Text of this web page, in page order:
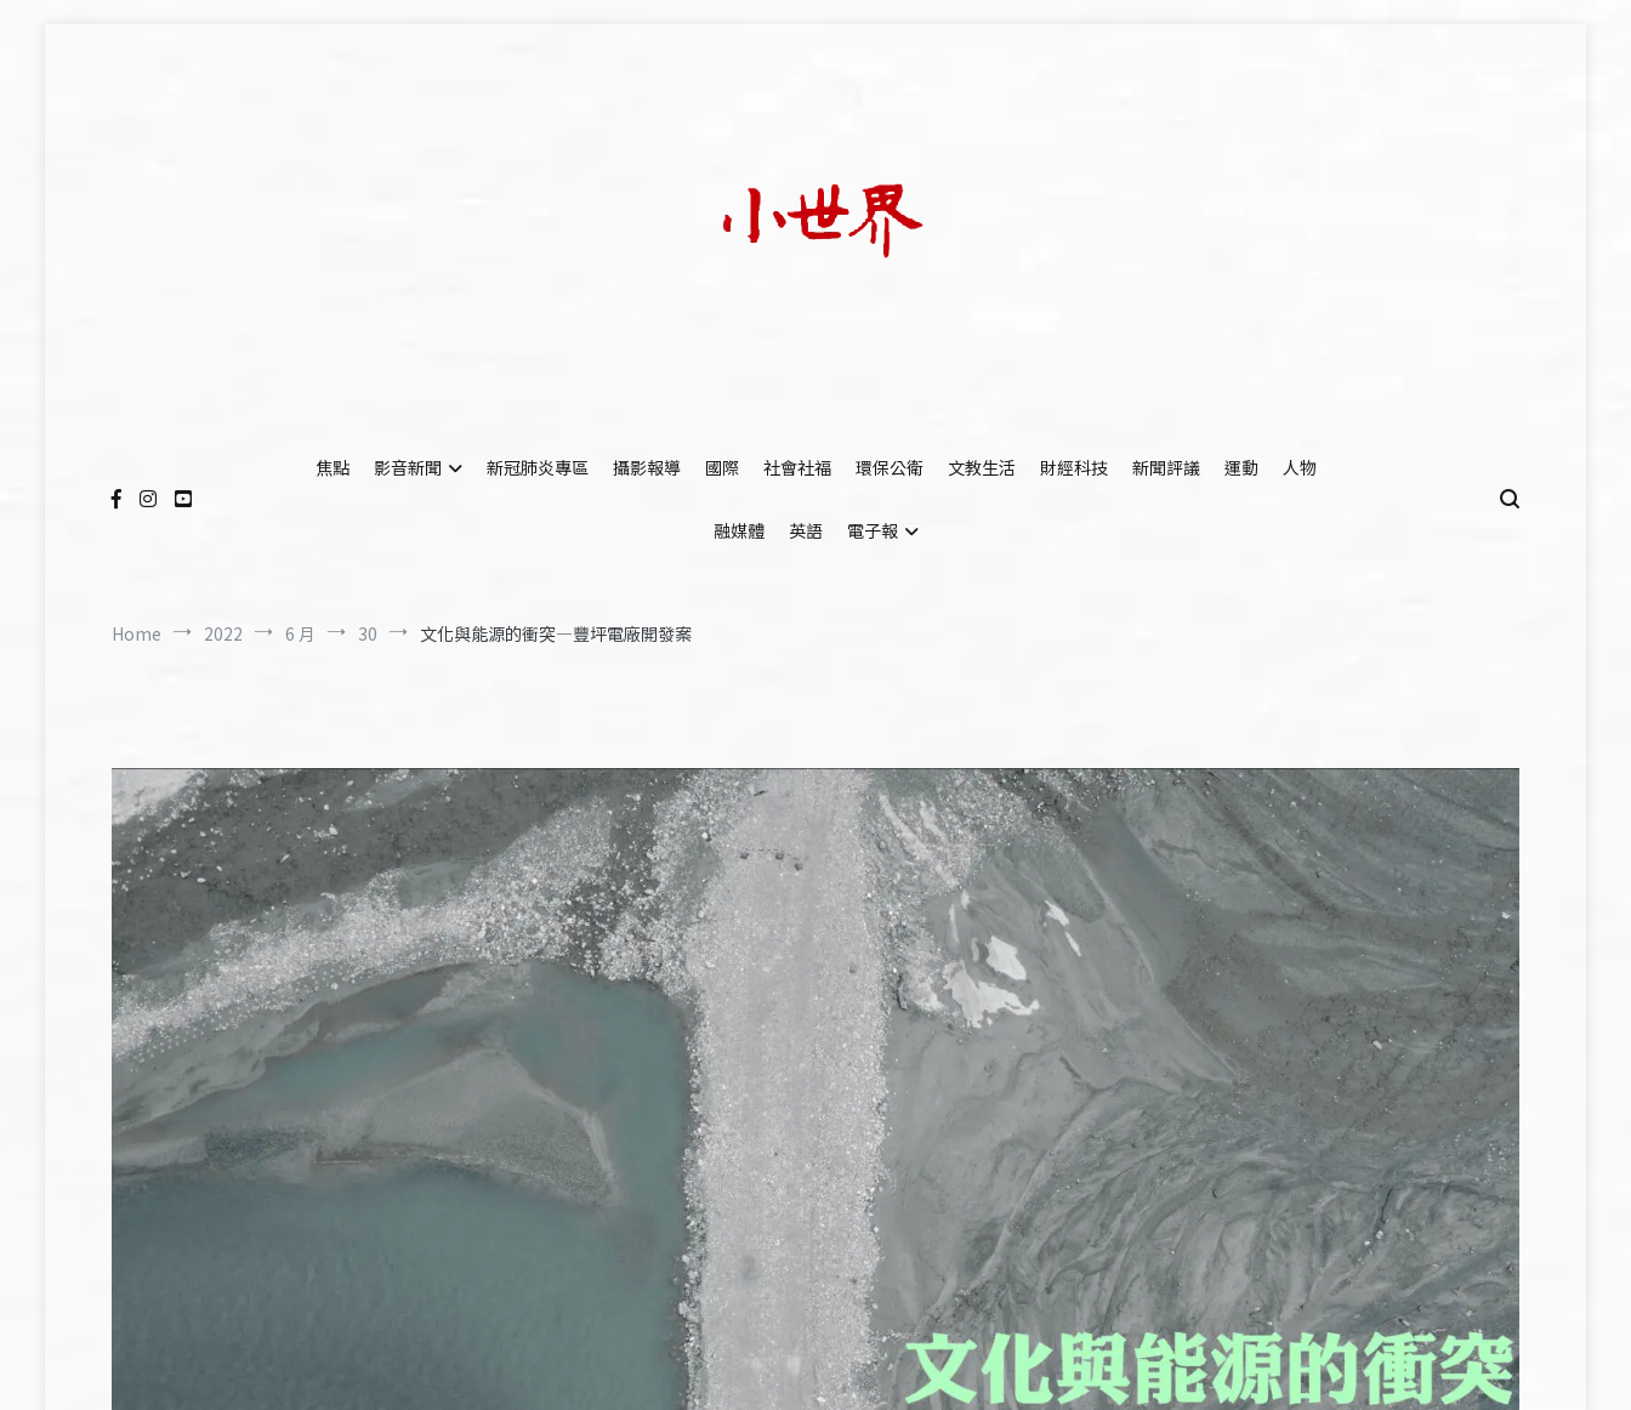
焦點
影音新聞 新冠肺炎專區 攝影報導 國際 社會社福 環保公衛 文教生活 財經科技 新聞評議 運動 人物
融媒體 英語 電子報
Home 2022 6 月 30 文化與能源的衝突—豐坪電廠開發案